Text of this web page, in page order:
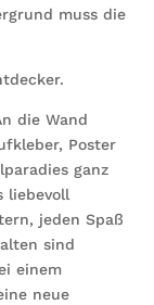
muss die
die Wand
Poster
ganz
liebevoll
jeden Spaß
sind
einem
neue